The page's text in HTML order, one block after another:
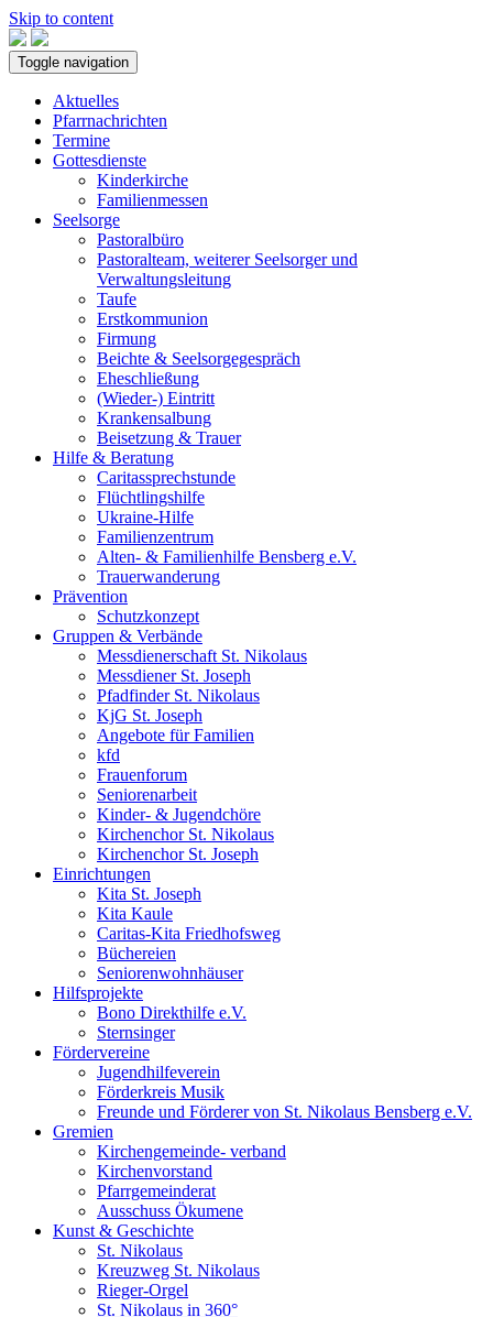
Skip to content
Toggle navigation
Aktuelles
Pfarrnachrichten
Termine
Gottesdienste
Kinderkirche
Familienmessen
Seelsorge
Pastoralbüro
Pastoralteam, weiterer Seelsorger und
Verwaltungsleitung
Taufe
Erstkommunion
Firmung
Beichte & Seelsorgegespräch
Eheschließung
(Wieder-) Eintritt
Krankensalbung
Beisetzung & Trauer
Hilfe & Beratung
Caritassprechstunde
Flüchtlingshilfe
Ukraine-Hilfe
Familienzentrum
Alten- & Familienhilfe Bensberg e.V.
Trauerwanderung
Prävention
Schutzkonzept
Gruppen & Verbände
Messdienerschaft St. Nikolaus
Messdiener St. Joseph
Pfadfinder St. Nikolaus
KjG St. Joseph
Angebote für Familien
kfd
Frauenforum
Seniorenarbeit
Kinder- & Jugendchöre
Kirchenchor St. Nikolaus
Kirchenchor St. Joseph
Einrichtungen
Kita St. Joseph
Kita Kaule
Caritas-Kita Friedhofsweg
Büchereien
Seniorenwohnhäuser
Hilfsprojekte
Bono Direkthilfe e.V.
Sternsinger
Fördervereine
Jugendhilfeverein
Förderkreis Musik
Freunde und Förderer von St. Nikolaus Bensberg e.V.
Gremien
Kirchengemeinde- verband
Kirchenvorstand
Pfarrgemeinderat
Ausschuss Ökumene
Kunst & Geschichte
St. Nikolaus
Kreuzweg St. Nikolaus
Rieger-Orgel
St. Nikolaus in 360°